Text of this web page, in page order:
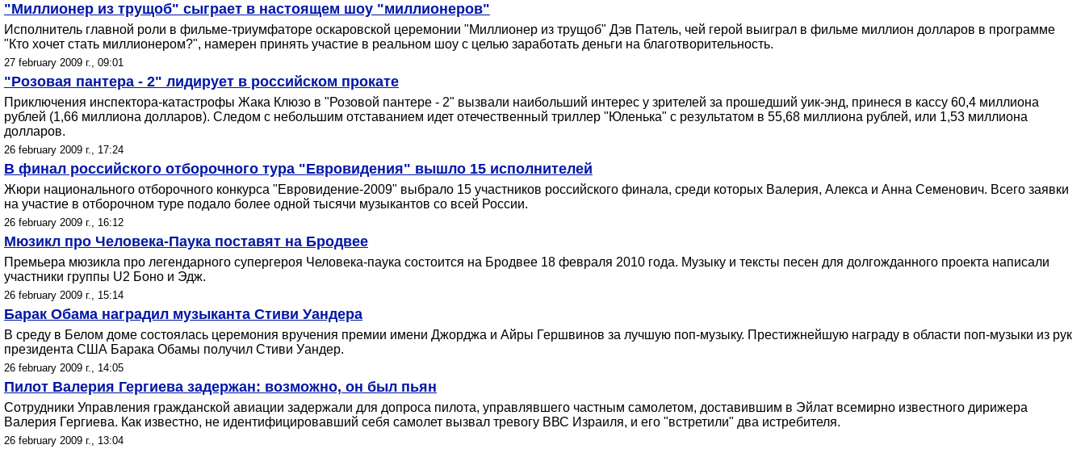
"Миллионер из трущоб" сыграет в настоящем шоу "миллионеров"
Исполнитель главной роли в фильме-триумфаторе оскаровской церемонии "Миллионер из трущоб" Дэв Патель, чей герой выиграл в фильме миллион долларов в программе
"Кто хочет стать миллионером?", намерен принять участие в реальном шоу с целью заработать деньги на благотворительность.
27 february 2009 г., 09:01
"Розовая пантера - 2" лидирует в российском прокате
Приключения инспектора-катастрофы Жака Клюзо в "Розовой пантере - 2" вызвали наибольший интерес у зрителей за прошедший уик-энд, принеся в кассу 60,4 миллиона
рублей (1,66 миллиона долларов). Следом с небольшим отставанием идет отечественный триллер "Юленька" с результатом в 55,68 миллиона рублей, или 1,53 миллиона
долларов.
26 february 2009 г., 17:24
В финал российского отборочного тура "Евровидения" вышло 15 исполнителей
Жюри национального отборочного конкурса "Евровидение-2009" выбрало 15 участников российского финала, среди которых Валерия, Алекса и Анна Семенович. Всего заявки
на участие в отборочном туре подало более одной тысячи музыкантов со всей России.
26 february 2009 г., 16:12
Мюзикл про Человека-Паука поставят на Бродвее
Премьера мюзикла про легендарного супергероя Человека-паука состоится на Бродвее 18 февраля 2010 года. Музыку и тексты песен для долгожданного проекта написали
участники группы U2 Боно и Эдж.
26 february 2009 г., 15:14
Барак Обама наградил музыканта Стиви Уандера
В среду в Белом доме состоялась церемония вручения премии имени Джорджа и Айры Гершвинов за лучшую поп-музыку. Престижнейшую награду в области поп-музыки из рук
президента США Барака Обамы получил Стиви Уандер.
26 february 2009 г., 14:05
Пилот Валерия Гергиева задержан: возможно, он был пьян
Сотрудники Управления гражданской авиации задержали для допроса пилота, управлявшего частным самолетом, доставившим в Эйлат всемирно известного дирижера
Валерия Гергиева. Как известно, не идентифицировавший себя самолет вызвал тревогу ВВС Израиля, и его "встретили" два истребителя.
26 february 2009 г., 13:04